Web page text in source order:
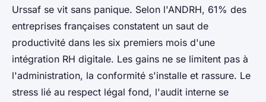
Urssaf se vit sans panique. Selon l'ANDRH, 61% des
entreprises françaises constatent un saut de
productivité dans les six premiers mois d'une
intégration RH digitale. Les gains ne se limitent pas à
l'administration, la conformité s'installe et rassure. Le
stress lié au respect légal fond, l'audit interne se